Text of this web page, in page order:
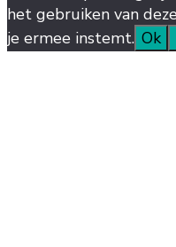
het gebruiken van
je ermee instemt. Ok